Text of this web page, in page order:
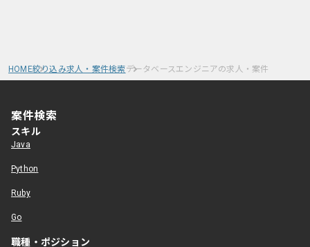
HOME絞り込み求人・案件検索データベースエンジニアの求人・案件
案件検索
スキル
Java
Python
Ruby
Go
職種・ポジション